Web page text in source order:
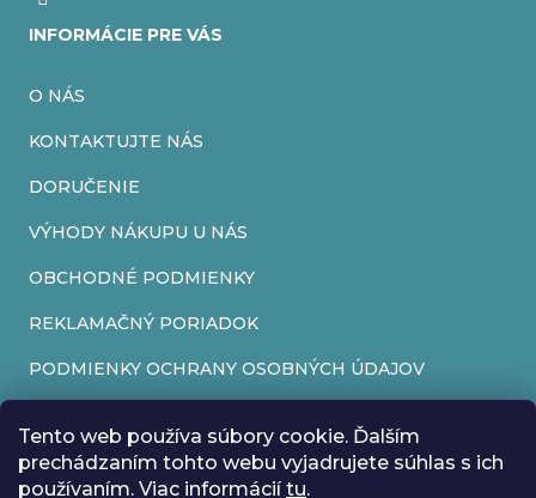
Tento web používa súbory cookie. Ďalším
prechádzaním tohto webu vyjadrujete súhlas s ich
používaním. Viac informáciítu.
INFORMÁCIE PRE VÁS
O NÁS
KONTAKTUJTE NÁS
DORUČENIE
VÝHODY NÁKUPU U NÁS
OBCHODNÉ PODMIENKY
REKLAMAČNÝ PORIADOK
PODMIENKY OCHRANY OSOBNÝCH ÚDAJOV
REKLAMAČNÝ FORMULÁR